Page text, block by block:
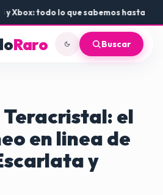
todo lo que sabemos hasta ahora
Raro Buscar
Teracristal: el
en linea de
y